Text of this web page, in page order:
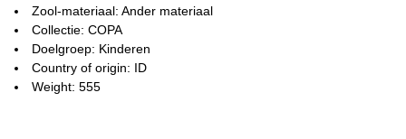
Zool-materiaal: Ander materiaal
Collectie: COPA
Doelgroep: Kinderen
Country of origin: ID
Weight: 555